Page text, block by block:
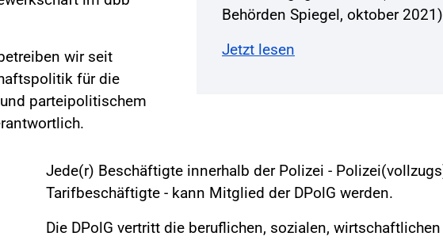
wir seit
für die
parteipolitischem
Behörden Spiegel, oktober 2021)
Jetzt lesen
Jede(r) Beschäftigte innerhalb der Polizei -
Tarifbeschäftigte - kann Mitglied der DPolG werden.
Die DPolG vertritt die beruflichen, sozialen,